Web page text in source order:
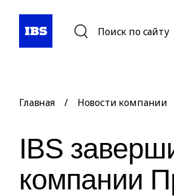
Поиск по сайту
Главная / Новости компании
IBS
компании